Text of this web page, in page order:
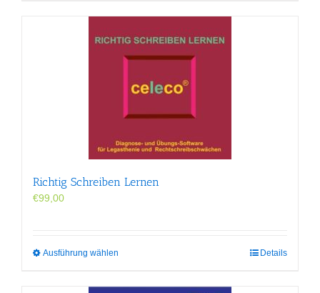
Richtig Schreiben Lernen
€99,00
Ausführung wählen Details